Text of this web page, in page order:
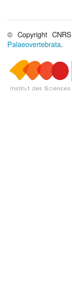
© Copyright CNRS
Palaeovertebrata.